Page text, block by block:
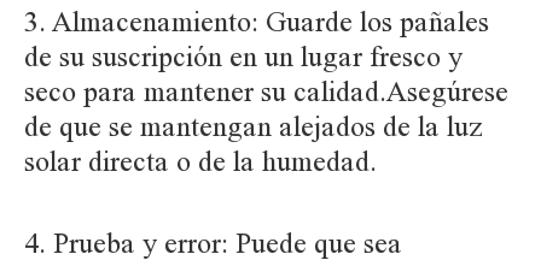
3. Almacenamiento: Guarde los pañales
de su suscripción en un lugar fresco y
seco para mantener su calidad.Asegúrese
de que se mantengan alejados de la luz
solar directa o de la humedad.
4. Prueba y error: Puede que sea